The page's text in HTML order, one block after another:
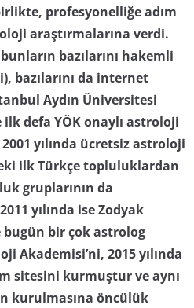
profesyonelliğe adım
araştırmalarına verdi.
bazılarını hakemli
bazılarını da internet
Aydın Üniversitesi
ilk defa YÖK onaylı astroloji
yılında ücretsiz astroloji
ilk Türkçe topluluklardan
gruplarının da
yılında ise Zodyak
bugün bir çok astrolog
Akademisi’ni, 2015 yılında
sitesini kurmuştur ve aynı
kurulmasına öncülük